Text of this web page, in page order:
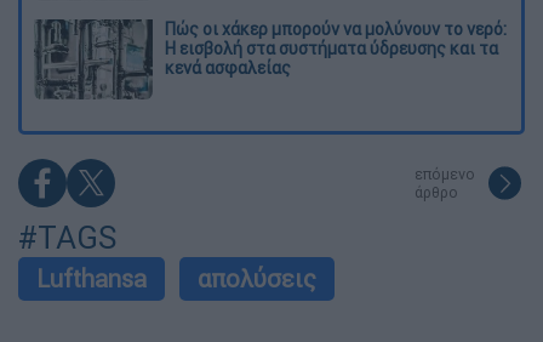
Πώς οι χάκερ μπορούν να μολύνουν το νερό:
Η εισβολή στα συστήματα ύδρευσης και τα
κενά ασφαλείας
επόμενο
άρθρο
#TAGS
Lufthansa απολύσεις